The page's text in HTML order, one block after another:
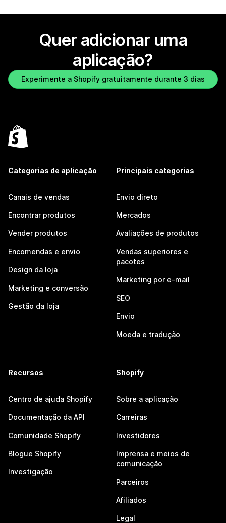
Quer adicionar uma
aplicação?
Experimente a Shopify gratuitamente durante 3 dias
Categorias de aplicação
Canais de vendas
Encontrar produtos
Vender produtos
Encomendas e envio
Design da loja
Marketing e conversão
Gestão da loja
Principais categorias
Envio direto
Mercados
Avaliações de produtos
Vendas superiores e
pacotes
Marketing por e-mail
SEO
Envio
Moeda e tradução
Recursos
Centro de ajuda Shopify
Documentação da API
Comunidade Shopify
Blogue Shopify
Investigação
Shopify
Sobre a aplicação
Carreiras
Investidores
Imprensa e meios de
comunicação
Parceiros
Afiliados
Legal